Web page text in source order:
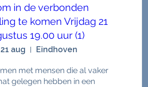
in de verbonden
te komen Vrijdag 21
19.00 uur (1)
aug Eindhoven
met mensen die al vaker
gelegen hebben in een